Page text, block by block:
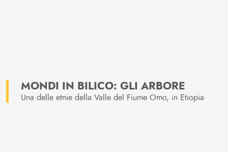
MONDI IN BILICO: GLI ARBORE
Una delle etnie della Valle del Fiume Omo, in Etiopia